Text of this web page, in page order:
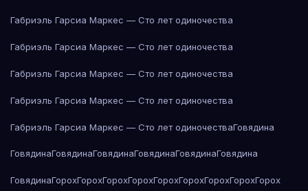
Габриэль Гарсиа Маркес — Сто лет одиночества
Габриэль Гарсиа Маркес — Сто лет одиночества
Габриэль Гарсиа Маркес — Сто лет одиночества
Габриэль Гарсиа Маркес — Сто лет одиночества
Габриэль Гарсиа Маркес — Сто лет одиночестваГовядина
ГовядинаГовядинаГовядинаГовядинаГовядинаГовядина
ГовядинаГорохГорохГорохГорохГорохГорохГорохГорохГорох